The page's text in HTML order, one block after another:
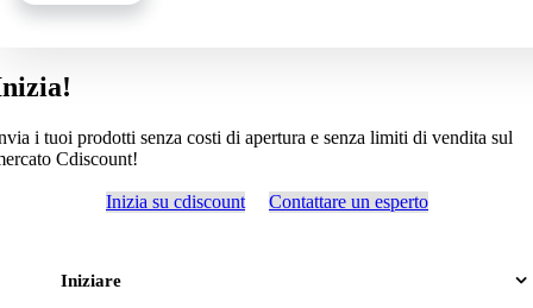
i tuoi prodotti senza costi di apertura e senza limiti di vendita sul
Cdiscount!
Inizia su cdiscount Contattare un esperto
Iniziare